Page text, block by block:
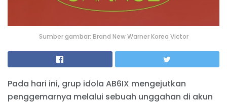
Sumber gambar: Brand New Warner Korea Victor
Pada hari ini, grup idola AB6IX mengejutkan
penggemarnya melalui sebuah unggahan di akun